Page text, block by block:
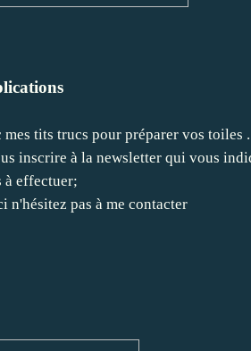
tits trucs pour préparer vos toiles
inscrire à la newsletter qui vous
à effectuer;
n'hésitez pas à me contacter